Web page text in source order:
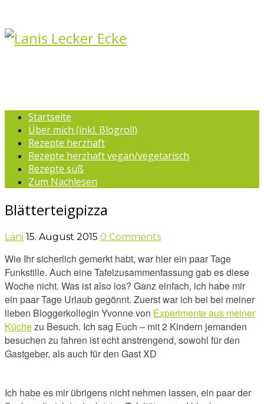
Startseite
Über mich (inkl. Blogroll)
Rezepte herzhaft
Rezepte herzhaft vegan/vegetarisch
Rezepte süß
Zum Nachlesen
Blätterteigpizza
Lani 15. August 2015 0 Comments
Wie Ihr sicherlich gemerkt habt, war hier ein paar Tage
Funkstille. Auch eine Tafelzusammenfassung gab es diese
Woche nicht. Was ist also los? Ganz einfach, ich habe mir
ein paar Tage Urlaub gegönnt. Zuerst war ich bei bei meiner
lieben Bloggerkollegin Yvonne von Experimente aus meiner
Küchezu Besuch. Ich sag Euch – mit 2 Kindern jemanden
besuchen zu fahren ist echt anstrengend, sowohl für den
Gastgeber, als auch für den Gast XD
Ich habe es mir übrigens nicht nehmen lassen, ein paar der